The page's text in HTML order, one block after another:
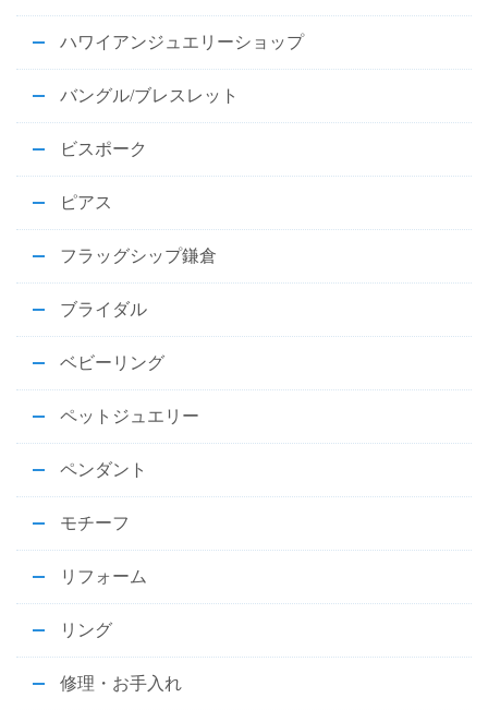
ハワイアンジュエリーショップ
バングル/ブレスレット
ビスポーク
ピアス
フラッグシップ鎌倉
ブライダル
ベビーリング
ペットジュエリー
ペンダント
モチーフ
リフォーム
リング
修理・お手入れ